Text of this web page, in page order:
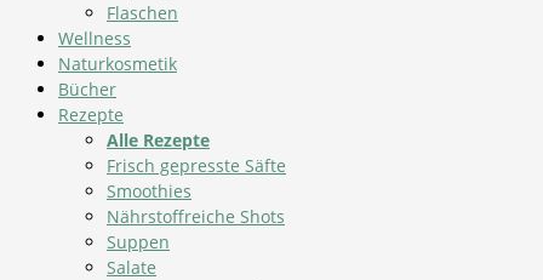
Flaschen
Wellness
Naturkosmetik
Bücher
Rezepte
Alle Rezepte
Frisch gepresste Säfte
Smoothies
Nährstoffreiche Shots
Suppen
Salate